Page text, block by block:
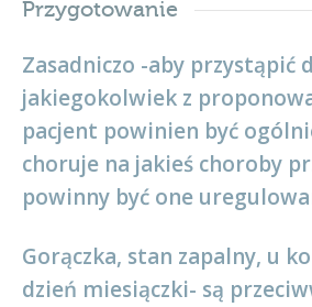
Przygotowanie
Zasadniczo -aby przystąpić
jakiegokolwiek z
pacjent powinien być
choruje na jakieś choroby
powinny być one
Gorączka, stan zapalny, u
dzień miesiączki- są